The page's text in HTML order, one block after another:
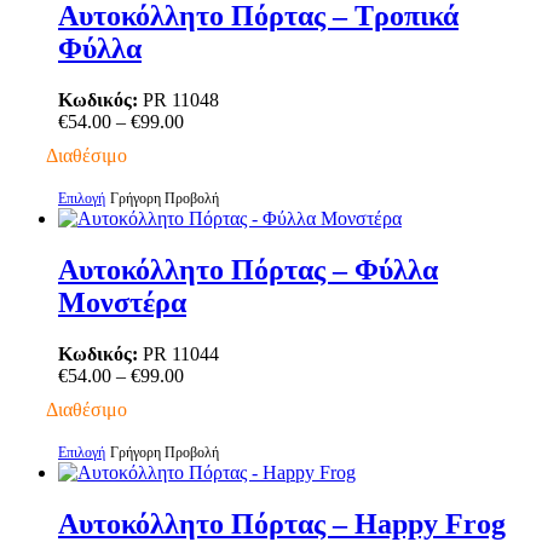
έχει
πολλαπλές
παραλλαγές.
επιλογές
μπορούν
επιλεγούν
σελίδα
του
Αυτοκόλλητο Πόρτας – Τροπικά
Φύλλα
Κωδικός: PR 11048
€54.00 – €99.00Price
€99.00
Διαθέσιμο
Επιλογή Αυτό
το
πολλαπλές
παραλλαγές.
επιλογές
μπορούν
επιλεγούν
σελίδα
του
Γρήγορη Προβολή
Αυτοκόλλητο Πόρτας – Φύλλα
Μονστέρα
Κωδικός: PR 11044
€54.00 – €99.00Price
€99.00
Διαθέσιμο
Επιλογή Αυτό
το
πολλαπλές
Γρήγορη Προβολή
Αυτοκόλλητο Πόρτας – Happy Frog